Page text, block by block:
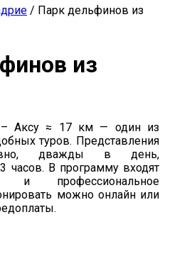
/ Парк дельфинов из
из
– Аксу ≈ 17 км — один из
туров. Представления
дважды в день,
часов. В программу входят
и профессиональное
можно онлайн или